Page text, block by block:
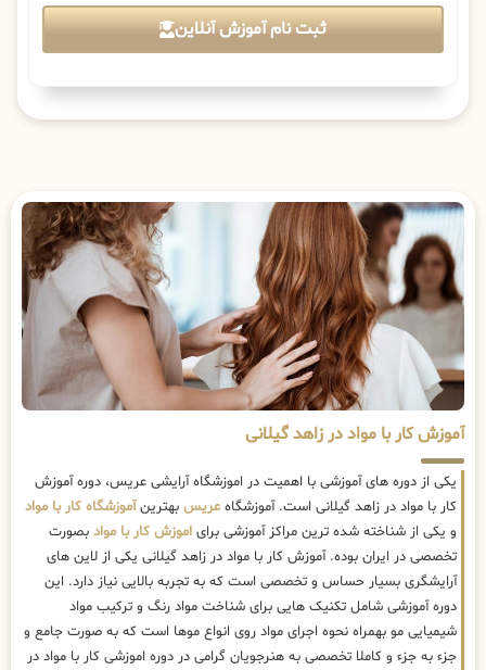
ثبت نام آموزش آنلاین
آموزش کار با مواد در زاهد گیلانی
یکی از دوره های آموزشی با اهمیت در اموزشگاه آرایشی عریس، دوره آموزش
کار با مواد در زاهد گیلانی است. آموزشگاه عریس بهترینآموزشگاه کار با مواد
و یکی از شناخته شده ترین مراکز آموزشی برای اموزش کار با مواد بصورت
تخصصی در ایران بوده. آموزش کار با مواد در زاهد گیلانی یکی از لاین های
آرایشگری بسیار حساس و تخصصی است که به تجربه بالایی نیاز دارد. این
دوره آموزشی شامل تکنیک هایی برای شناخت مواد رنگ و ترکیب مواد
شیمیایی مو بهمراه نحوه اجرای مواد روی انواع موها است که به صورت جامع و
جزء به جزء و کاملا تخصصی به هنرجویان گرامی در دوره اموزشی کار با مواد در